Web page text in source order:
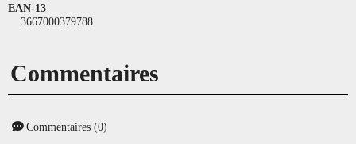
EAN-13
3667000379788
Commentaires
Commentaires (0)